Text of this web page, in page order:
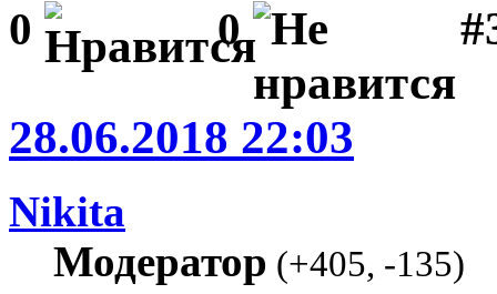
0 0
28.06.2018 22:03
Nikita
Модератор (+405, -135)